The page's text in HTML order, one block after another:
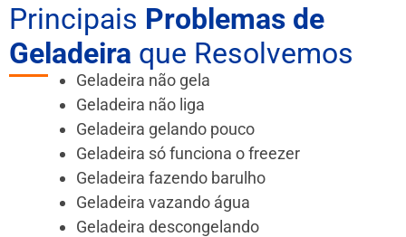
Principais Problemas de
Geladeira que Resolvemos
Geladeira não gela
Geladeira não liga
Geladeira gelando pouco
Geladeira só funciona o freezer
Geladeira fazendo barulho
Geladeira vazando água
Geladeira descongelando